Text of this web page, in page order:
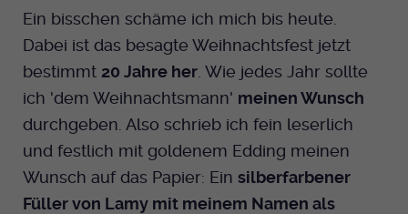
Ein bisschen schäme ich mich bis heute.
Dabei ist das besagte Weihnachtsfest jetzt
bestimmt 20 Jahre her . Wie jedes Jahr sollte
ich 'dem Weihnachtsmann' meinen Wunsch
durchgeben. Also schrieb ich fein leserlich
und festlich mit goldenem Edding meinen
Wunsch auf das Papier: Ein silberfarbener
Füller von Lamy mit meinem Namen als